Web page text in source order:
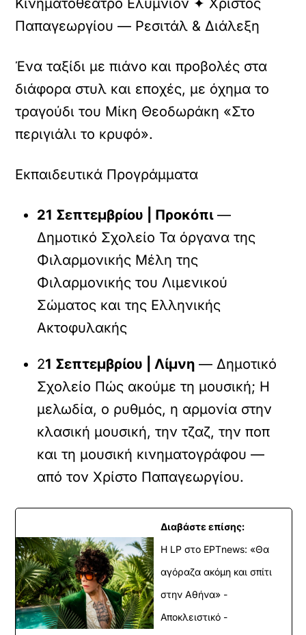
Κινηματοθέατρο Ελύμνιον ✦ Χρίστος
Παπαγεωργίου — Ρεσιτάλ & Διάλεξη
Ένα ταξίδι με πιάνο και προβολές στα
διάφορα στυλ και εποχές, με όχημα το
τραγούδι του Μίκη Θεοδωράκη «Στο
περιγιάλι το κρυφό».
Εκπαιδευτικά Προγράμματα
21 Σεπτεμβρίου | Προκόπι—
Δημοτικό Σχολείο Τα όργανα της
Φιλαρμονικής Μέλη της
Φιλαρμονικής του Λιμενικού
Σώματος και της Ελληνικής
Ακτοφυλακής
21 Σεπτεμβρίου | Λίμνη — Δημοτικό
Σχολείο Πώς ακούμε τη μουσική; Η
μελωδία, ο ρυθμός, η αρμονία στην
κλασική μουσική, την τζαζ, την ποπ
και τη μουσική κινηματογράφου —
από τον Χρίστο Παπαγεωργίου.
Διαβάστε επίσης:
Η LP στο EΡΤnews: «Θα
αγόραζα ακόμη και σπίτι
στην Αθήνα» -
Αποκλειστικό -